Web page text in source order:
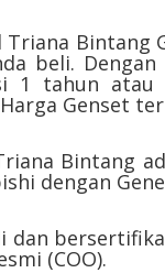
Bintang
beli.
1 tahun
Genset
Bintang
dengan
dan
(COO).